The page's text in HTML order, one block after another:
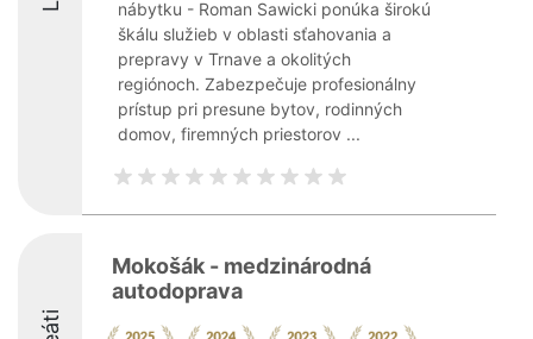
nábytku - Roman Sawicki ponúka širokú
škálu služieb v oblasti sťahovania a
prepravy v Trnave a okolitých
regiónoch. Zabezpečuje profesionálny
prístup pri presune bytov, rodinných
domov, firemných priestorov ...
Mokošák - medzinárodná
autodoprava